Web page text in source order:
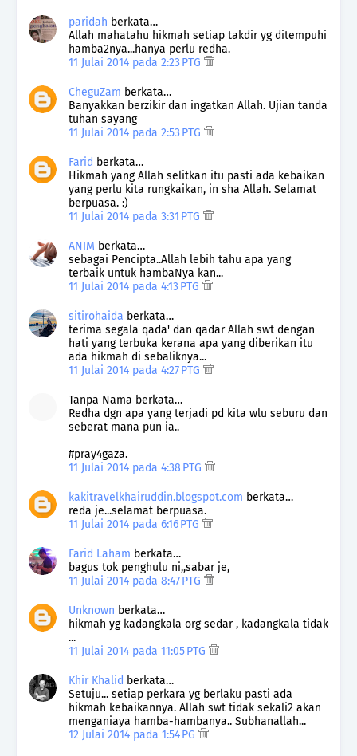
paridah berkata…
Allah mahatahu hikmah setiap takdir yg ditempuhi
hamba2nya...hanya perlu redha.
11 Julai 2014 pada 2:23 PTG
CheguZam berkata…
Banyakkan berzikir dan ingatkan Allah. Ujian tanda
tuhan sayang
11 Julai 2014 pada 2:53 PTG
Farid berkata…
Hikmah yang Allah selitkan itu pasti ada kebaikan
yang perlu kita rungkaikan, in sha Allah. Selamat
berpuasa. :)
11 Julai 2014 pada 3:31 PTG
ANIM berkata…
sebagai Pencipta..Allah lebih tahu apa yang
terbaik untuk hambaNya kan...
11 Julai 2014 pada 4:13 PTG
sitirohaida berkata…
terima segala qada' dan qadar Allah swt dengan
hati yang terbuka kerana apa yang diberikan itu
ada hikmah di sebaliknya...
11 Julai 2014 pada 4:27 PTG
Tanpa Nama berkata…
Redha dgn apa yang terjadi pd kita wlu seburu dan
seberat mana pun ia..
#pray4gaza.
11 Julai 2014 pada 4:38 PTG
kakitravelkhairuddin.blogspot.com berkata…
reda je...selamat berpuasa.
11 Julai 2014 pada 6:16 PTG
Farid Laham berkata…
bagus tok penghulu ni,,sabar je,
11 Julai 2014 pada 8:47 PTG
Unknown berkata…
hikmah yg kadangkala org sedar , kadangkala tidak
...
11 Julai 2014 pada 11:05 PTG
Khir Khalid berkata…
Setuju... setiap perkara yg berlaku pasti ada
hikmah kebaikannya. Allah swt tidak sekali2 akan
menganiaya hamba-hambanya.. Subhanallah...
12 Julai 2014 pada 1:54 PG